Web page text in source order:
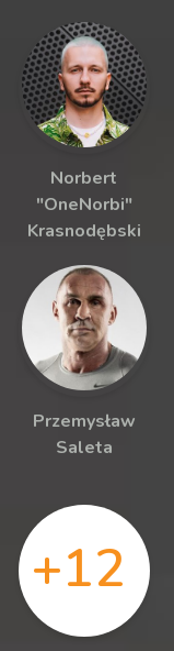
Norbert
"OneNorbi"
Krasnodębski
Przemysław
Saleta
+12